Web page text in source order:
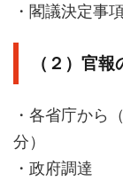
・閣議決定事
（２）官
・各省庁から
分）
・政府調達